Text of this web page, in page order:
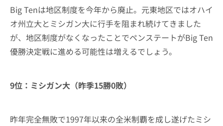
Big Tenは地区制度を今年から廃止。元東地区ではオハイ
オ州立大とミシガン大に行手を阻まれ続けてきました
が、地区制度がなくなったことでペンステートがBig Ten
優勝決定戦に進める可能性は増えるでしょう。
9位：ミシガン大（昨季15勝0敗）
昨年完全無敗で1997年以来の全米制覇を成し遂げたミシ